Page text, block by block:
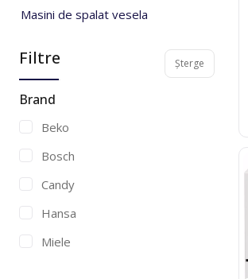
Masini de spalat vesela
Cuptoare cu microunde
Air Dresser pentru ingrijirea
hainelor
Mașini de spălat vase 60 cm
Mașini de spălat vase 45cm
Mașini de spălat vase compacte
Filtre Șterge
Brand
Beko
Bosch
Candy
Hansa
Miele